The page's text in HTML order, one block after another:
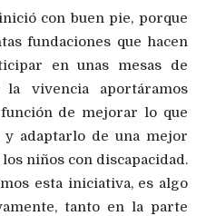
con buen pie, porque
fundaciones que hacen
en unas mesas de
vivencia aportáramos
de mejorar lo que
y adaptarlo de una mejor
niños con discapacidad.
esta iniciativa, es algo
tanto en la parte